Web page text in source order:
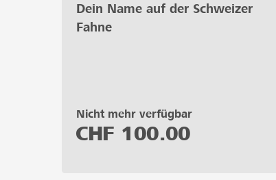
Dein Name auf der Schweizer
Fahne
Nicht mehr verfügbar
CHF 100.00